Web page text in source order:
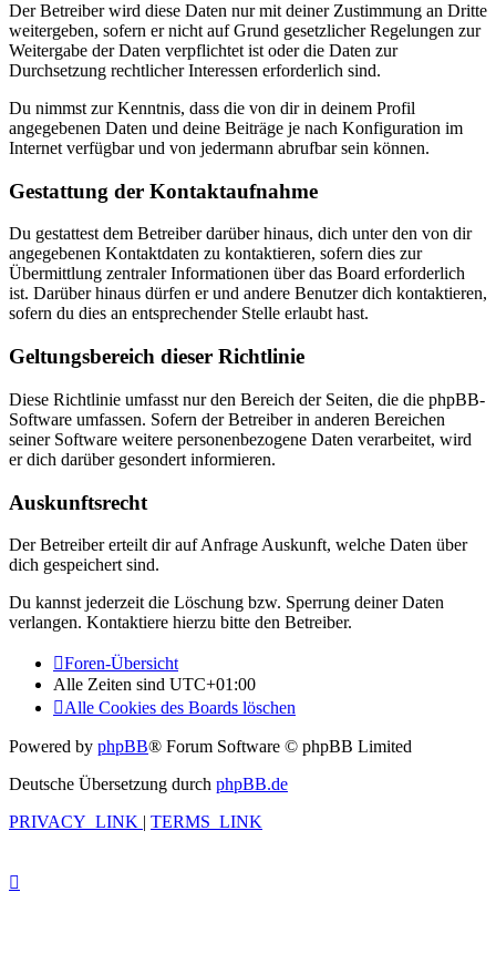
Der Betreiber wird diese Daten nur mit deiner Zustimmung an Dritte
weitergeben, sofern er nicht auf Grund gesetzlicher Regelungen zur
Weitergabe der Daten verpflichtet ist oder die Daten zur
Durchsetzung rechtlicher Interessen erforderlich sind.
Du nimmst zur Kenntnis, dass die von dir in deinem Profil
angegebenen Daten und deine Beiträge je nach Konfiguration im
Internet verfügbar und von jedermann abrufbar sein können.
Gestattung der Kontaktaufnahme
Du gestattest dem Betreiber darüber hinaus, dich unter den von dir
angegebenen Kontaktdaten zu kontaktieren, sofern dies zur
Übermittlung zentraler Informationen über das Board erforderlich
ist. Darüber hinaus dürfen er und andere Benutzer dich kontaktieren,
sofern du dies an entsprechender Stelle erlaubt hast.
Geltungsbereich dieser Richtlinie
Diese Richtlinie umfasst nur den Bereich der Seiten, die die phpBB-
Software umfassen. Sofern der Betreiber in anderen Bereichen
seiner Software weitere personenbezogene Daten verarbeitet, wird
er dich darüber gesondert informieren.
Auskunftsrecht
Der Betreiber erteilt dir auf Anfrage Auskunft, welche Daten über
dich gespeichert sind.
Du kannst jederzeit die Löschung bzw. Sperrung deiner Daten
verlangen. Kontaktiere hierzu bitte den Betreiber.
Foren-Übersicht
Alle Zeiten sind UTC+01:00
Alle Cookies des Boards löschen
Powered by phpBB® Forum Software © phpBB Limited
Deutsche Übersetzung durch phpBB.de
PRIVACY_LINK | TERMS_LINK